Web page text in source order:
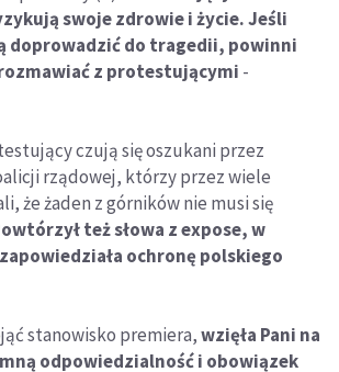
swoje zdrowie i życie. Jeśli
doprowadzić do tragedii, powinni
z protestującymi -
czują się oszukani przez
rządowej, którzy przez wiele
że żaden z górników nie musi się
też słowa z expose, w
ochronę polskiego
stanowisko premiera,wzięła Pani na
odpowiedzialność i obowiązek